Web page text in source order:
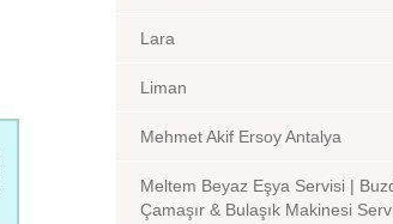
Lara
Liman
Mehmet Akif Ersoy Antalya
Meltem Beyaz Eşya Servisi |
Çamaşır & Bulaşık Makinesi